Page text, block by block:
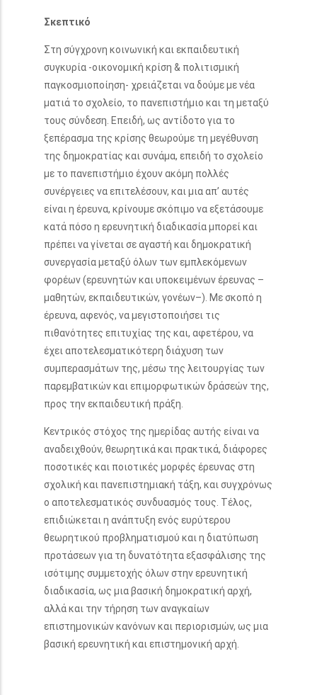
Σκεπτικό
Στη σύγχρονη κοινωνική και εκπαιδευτική
συγκυρία -οικονομική κρίση & πολιτισμική
παγκοσμιοποίηση- χρειάζεται να δούμε με νέα
ματιά το σχολείο, το πανεπιστήμιο και τη μεταξύ
τους σύνδεση. Επειδή, ως αντίδοτο για το
ξεπέρασμα της κρίσης θεωρούμε τη μεγέθυνση
της δημοκρατίας και συνάμα, επειδή το σχολείο
με το πανεπιστήμιο έχουν ακόμη πολλές
συνέργειες να επιτελέσουν, και μια απ’ αυτές
είναι η έρευνα, κρίνουμε σκόπιμο να εξετάσουμε
κατά πόσο η ερευνητική διαδικασία μπορεί και
πρέπει να γίνεται σε αγαστή και δημοκρατική
συνεργασία μεταξύ όλων των εμπλεκόμενων
φορέων (ερευνητών και υποκειμένων έρευνας –
μαθητών, εκπαιδευτικών, γονέων–). Με σκοπό η
έρευνα, αφενός, να μεγιστοποιήσει τις
πιθανότητες επιτυχίας της και, αφετέρου, να
έχει αποτελεσματικότερη διάχυση των
συμπερασμάτων της, μέσω της λειτουργίας των
παρεμβατικών και επιμορφωτικών δράσεών της,
προς την εκπαιδευτική πράξη.
Κεντρικός στόχος της ημερίδας αυτής είναι να
αναδειχθούν, θεωρητικά και πρακτικά, διάφορες
ποσοτικές και ποιοτικές μορφές έρευνας στη
σχολική και πανεπιστημιακή τάξη, και συγχρόνως
ο αποτελεσματικός συνδυασμός τους. Τέλος,
επιδιώκεται η ανάπτυξη ενός ευρύτερου
θεωρητικού προβληματισμού και η διατύπωση
προτάσεων για τη δυνατότητα εξασφάλισης της
ισότιμης συμμετοχής όλων στην ερευνητική
διαδικασία, ως μια βασική δημοκρατική αρχή,
αλλά και την τήρηση των αναγκαίων
επιστημονικών κανόνων και περιορισμών, ως μια
βασική ερευνητική και επιστημονική αρχή.